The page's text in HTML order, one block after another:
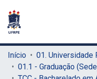
Início
01.1 - Graduação